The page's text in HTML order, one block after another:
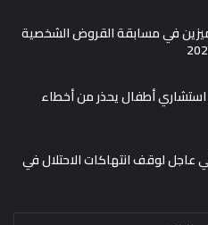
حول حصوله على الجنسية
إصابته بالاكتئاب وخضوعه
قبل أن يعود مجددًا في
في مسابقة القروض الشخصية
أطفال يحذر من أخطاء
لوقف انتهاكات الاحتلال في